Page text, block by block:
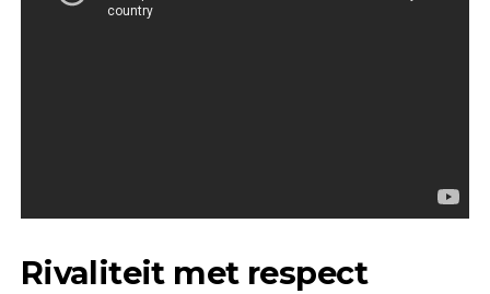
Rivaliteit met respect